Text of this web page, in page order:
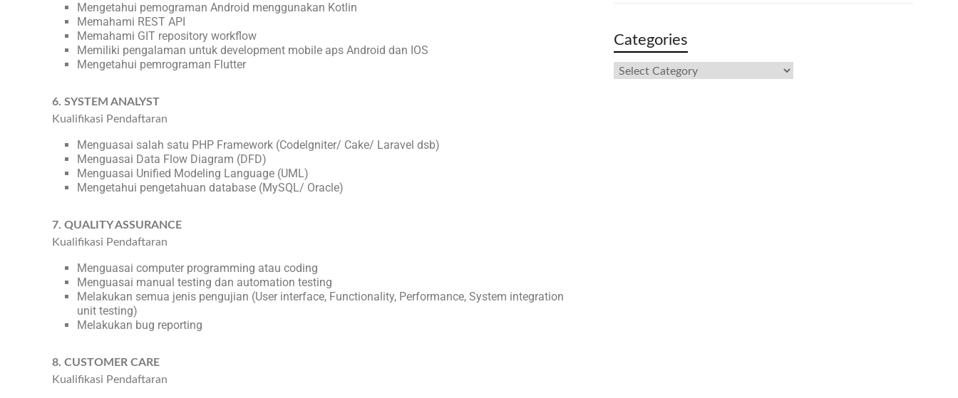
Mengetahui pemograman Android menggunakan Kotlin
Memahami REST API
Memahami GIT repository workflow
Memiliki pengalaman untuk development mobile aps Android dan IOS
Mengetahui pemrograman Flutter
6. SYSTEM ANALYST
Kualifikasi Pendaftaran
Menguasai salah satu PHP Framework (Codelgniter/ Cake/ Laravel dsb)
Menguasai Data Flow Diagram (DFD)
Menguasai Unified Modeling Language (UML)
Mengetahui pengetahuan database (MySQL/ Oracle)
7. QUALITY ASSURANCE
Kualifikasi Pendaftaran
Menguasai computer programming atau coding
Menguasai manual testing dan automation testing
Melakukan semua jenis pengujian (User interface, Functionality, Performance, System integration
unit testing)
Melakukan bug reporting
8. CUSTOMER CARE
Kualifikasi Pendaftaran
Categories